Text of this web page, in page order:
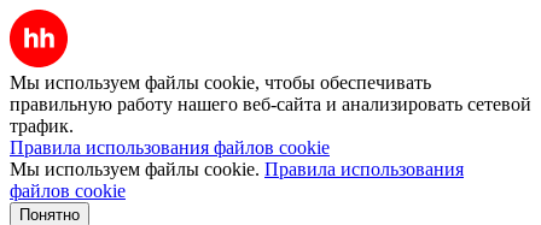
Мы используем файлы cookie, чтобы обеспечивать
правильную работу нашего веб-сайта и анализировать сетевой
трафик.
Правила использования файлов cookie
Мы используем файлы cookie. Правила использования
файлов cookie
Понятно